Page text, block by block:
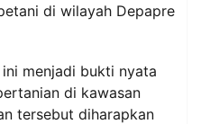
di wilayah Depapre
menjadi bukti nyata
di kawasan
tersebut diharapkan